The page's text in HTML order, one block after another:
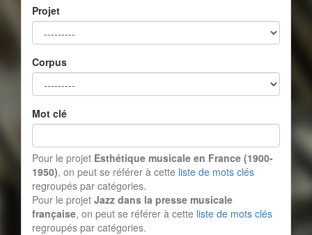
Projet
Corpus
Mot clé
Pour le projet Esthétique musicale en France (1900-
1950), on peut se référer à cette liste de mots clés
regroupés par catégories.
Pour le projet Jazz dans la presse musicale
française, on peut se référer à cette liste de mots clés
regroupés par catégories.